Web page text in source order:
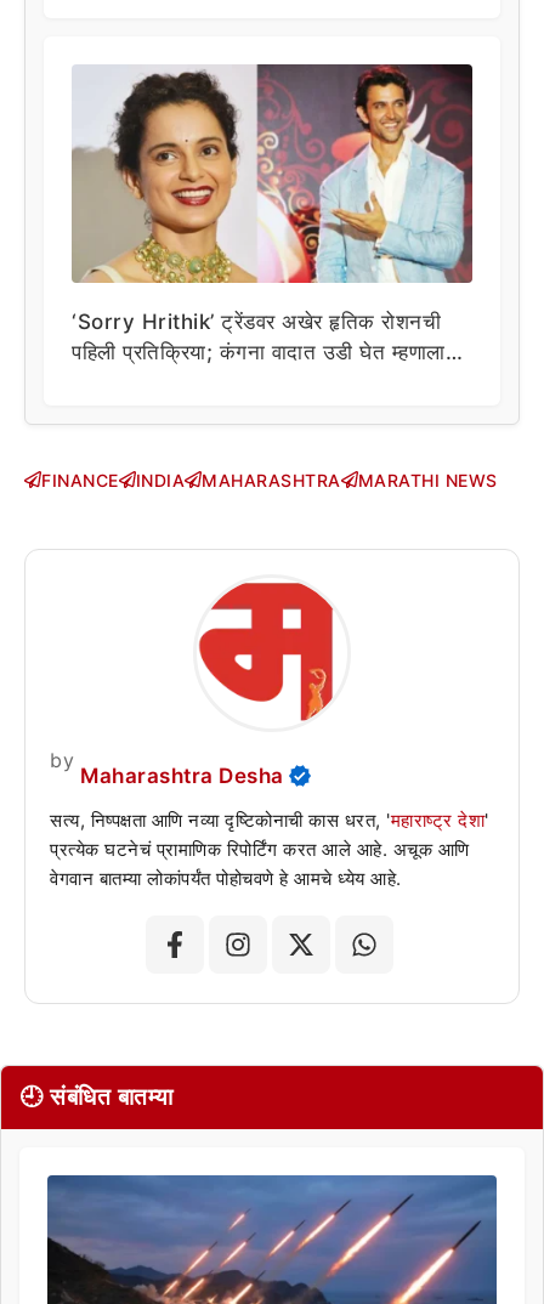
‘Sorry Hrithik’ ट्रेंडवर अखेर हृतिक रोशनची
पहिली प्रतिक्रिया; कंगना वादात उडी घेत म्हणाला…
FINANCE INDIA MAHARASHTRA MARATHI NEWS
by
Maharashtra Desha
सत्य, निष्पक्षता आणि नव्या दृष्टिकोनाची कास धरत, 'महाराष्ट्र देशा'
प्रत्येक घटनेचं प्रामाणिक रिपोर्टिंग करत आले आहे. अचूक आणि
वेगवान बातम्या लोकांपर्यंत पोहोचवणे हे आमचे ध्येय आहे.
🕘 संबंधित बातम्या